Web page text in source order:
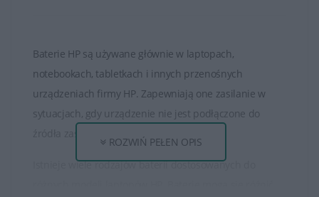
Baterie HP są używane głównie w laptopach,
notebookach, tabletkach i innych przenośnych
urządzeniach firmy HP. Zapewniają one zasilanie w
sytuacjach, gdy urządzenie nie jest podłączone do
źródła zasilania zewnętrznego.
Istnieje wiele rodzajów baterii dostosowanych do
ROZWIŃ PEŁEN OPIS